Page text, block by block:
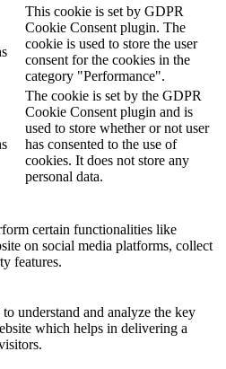
This cookie is set by GDPR
Cookie Consent plugin. The
cookie is used to store the user
consent for the cookies in the
category "Performance".
The cookie is set by the GDPR
Cookie Consent plugin and is
used to store whether or not user
has consented to the use of
cookies. It does not store any
personal data.
certain functionalities like
on social media platforms, collect
features.
understand and analyze the key
which helps in delivering a